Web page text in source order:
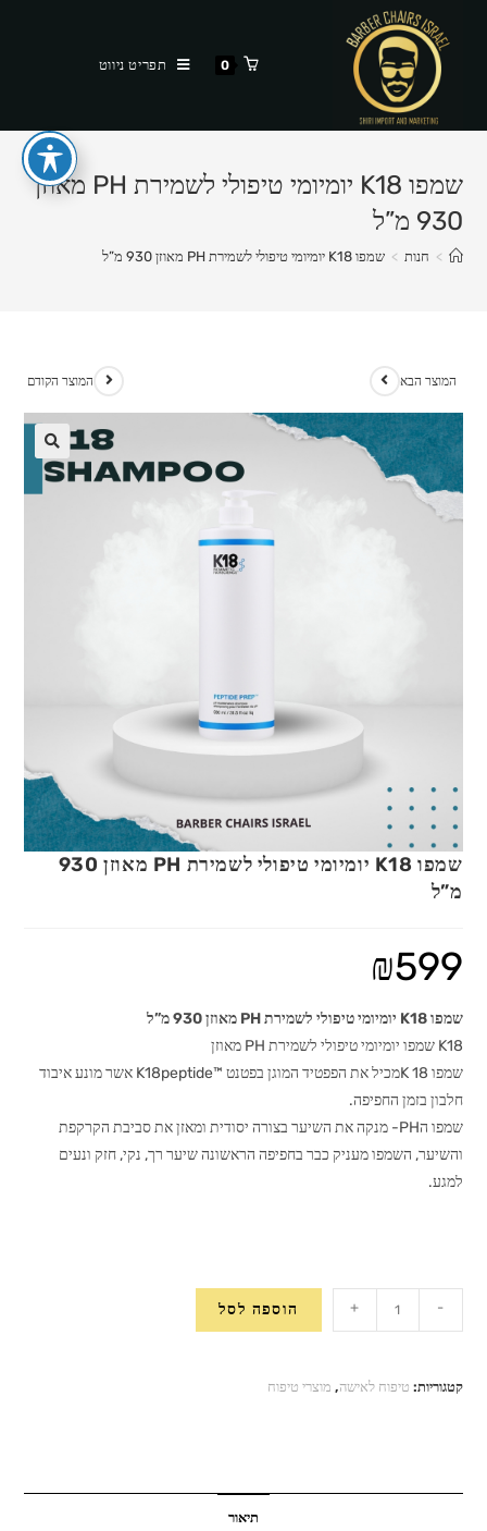
content
0 תפריט ניווט
שמפו K18 יומיומי טיפולי לשמירת PH מאוזן
930 מ”ל
> חנות > שמפו K18 יומיומי טיפולי לשמירת PH מאוזן 930 מ”ל
המוצר הקודם המוצר הבא
שמפו K18 יומיומי טיפולי לשמירת PH מאוזן 930
מ”ל
₪599
שמפו K18 יומיומי טיפולי לשמירת PH מאוזן 930 מ”ל
K18 שמפו יומיומי טיפולי לשמירת PH מאוזן
שמפו K 18מכיל את הפפטיד המוגן בפטנט ™K18peptide אשר מונע איבוד
חלבון בזמן החפיפה.
שמפו הPH- מנקה את השיער בצורה יסודית ומאזן את סביבת הקרקפת
והשיער, השמפו מעניק כבר בחפיפה הראשונה שיער רך, נקי, חזק ונעים
למגע.
של
K18
PH
-
+ הוספה לסל
קטגוריות: טיפוח לאישה, מוצרי טיפוח
תיאור